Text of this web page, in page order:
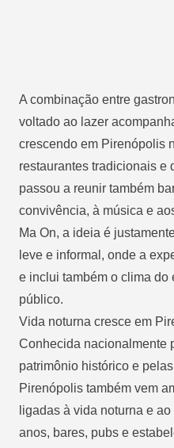
A combinação entre
voltado ao lazer
crescendo em Pirenópolis
restaurantes tradicionais e
passou a reunir também
convivência, à música e
Ma On, a ideia é
leve e informal, onde a
e inclui também o clima do
público.
Vida noturna cresce em
Conhecida nacionalmente
patrimônio histórico e
Pirenópolis também vem
ligadas à vida noturna e
anos, bares, pubs e